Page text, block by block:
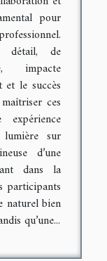
pour
détail, de
impacte
et le succès
ces
lumière sur
d’une
dans la
participants
naturel bien
qu’une...